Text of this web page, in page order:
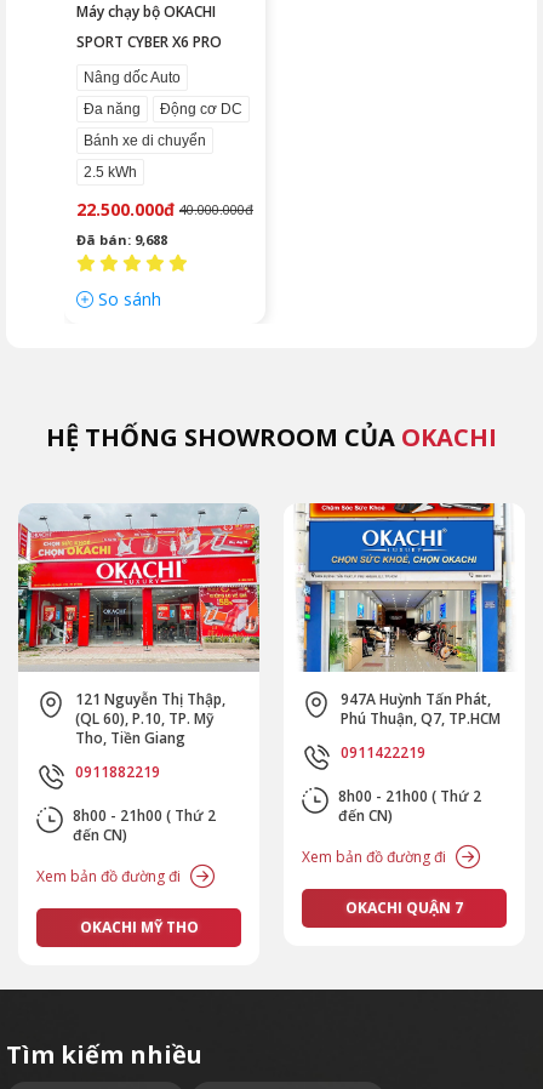
Máy chạy bộ OKACHI
SPORT CYBER X6 PRO
Nâng dốc Auto
Đa năng
Động cơ DC
Bánh xe di chuyển
2.5 kWh
22.500.000đ 40.000.000đ
Đã bán: 9,688
So sánh
HỆ THỐNG SHOWROOM CỦA OKACHI
121 Nguyễn Thị Thập,
(QL 60), P.10, TP. Mỹ
Tho, Tiền Giang
0911882219
8h00 - 21h00 ( Thứ 2
đến CN)
Xem bản đồ đường đi
OKACHI MỸ THO
947A Huỳnh Tấn Phát,
Phú Thuận, Q7, TP.HCM
0911422219
8h00 - 21h00 ( Thứ 2
đến CN)
Xem bản đồ đường đi
OKACHI QUẬN 7
Tìm kiếm nhiều